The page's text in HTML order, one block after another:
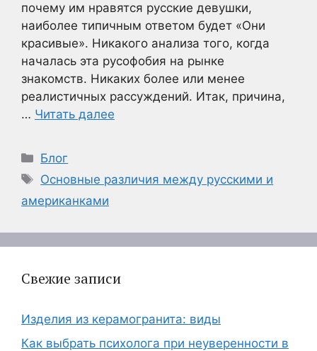
почему им нравятся русские девушки,
наиболее типичным ответом будет «Они
красивые». Никакого анализа того, когда
началась эта русофобия на рынке
знакомств. Никаких более или менее
реалистичных рассуждений. Итак, причина,
… Читать далее
Рубрики
Блог
Метки
Основные различия между русскими и
американками
Свежие записи
Изделия из керамогранита: виды
Как выбрать психолога при неуверенности в